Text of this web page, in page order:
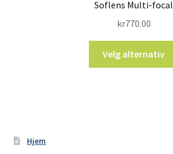
Soflens Multi-focal
kr770.00
Velg alternativ
Hjem